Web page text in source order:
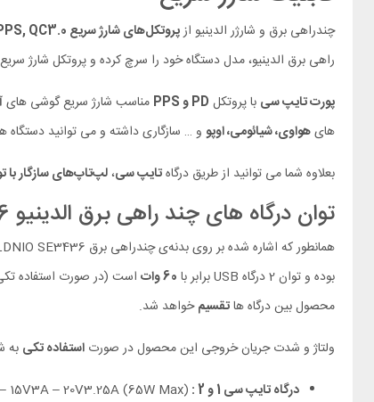
چندراهی برق و شارژر الدینیو ازپروتکل‌های شارژ سریع PD3.0, PPS, QC3.0
راهی برق الدینیو، مدل دستگاه خود را سرچ کرده و پروتکل شارژ سریع
پورت تایپ سی با پروتکل PD و PPS مناسب شارژ سریع گوشی های
هایهواوی، شیائومی، اوپو و … سازگاری داشته و می توانید دستگاه های سازگار را با
بعلاوه شما می توانید از طریق درگاهتایپ سی،لپ‌تاپ‌های سازگار با توان
توان درگاه های چند راهی برق الدینیو LDNIO SE3436
همانطور که اشاره شده بر روی بدنه‌ی چندراهی برق LDNIO SE3436 سه پریز برق EU (ایرانی) و 4 درگاه وجود داشته که می توانید از آن ها استفاده کنید. چندراهی برق LDNIO SE3436 دارای 2 درگاه تایپ سی با توان
بوده و توان 2 درگاه USB برابر با
60 وات است (در صورت استفاده
محصول بین درگاه هاتقسیمخواهد شد.
ولتاژ و شدت جریان خروجی این محصول در صورتاستفاده تکی به
درگاه تایپ سی 1 و 2 :
(65W Max) 5V3A – 9V3A – 12V3A – 15V3A – 20V3.25A